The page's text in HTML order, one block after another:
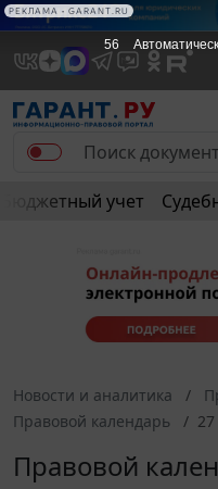
Бюджетный учет
Новости и аналитика
Правовой календарь
Правовой
56
РЕКЛАМА • GARANT.RU